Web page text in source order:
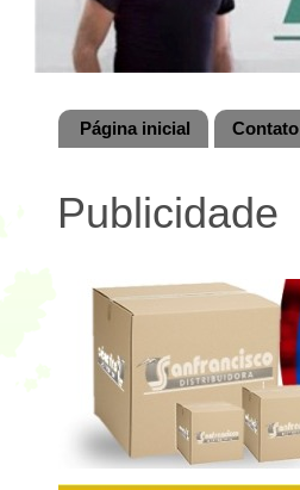
Página inicial Contato
Publicidade